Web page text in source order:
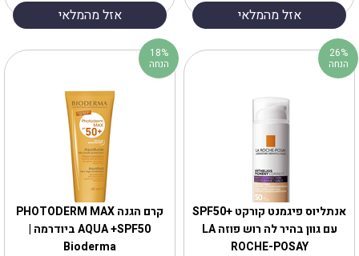
אזל מהמלאי אזל מהמלאי
קרם הגנה PHOTODERM MAX
AQUA +SPF50 ביודרמה |
Bioderma
18%
הנחה
אנתליוס פיגמנט קורקט +SPF50
עם גוון בהיר לה רוש פוזה ‏LA
ROCHE-POSAY
26%
הנחה